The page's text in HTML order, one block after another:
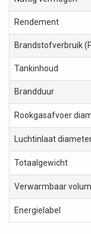
Rendement
Brandstofverbruik
Tankinhoud
Brandduur
Rookgasafvoer
Luchtinlaat
Totaalgewicht
Verwarmbaar
Energielabel